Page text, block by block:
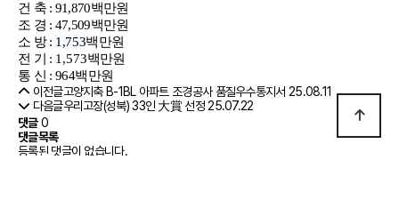
건 축 : 91,870백만원
조 경 : 47,509백만원
소 방 : 1,753백만원
전 기 : 1,573백만원
통 신 : 964백만원
이전글고양지축 B-1BL 아파트 조경공사 품질우수통지서 25.08.11
다음글우리고장(성북) 33인 大賞 선정 25.07.22
댓글0
댓글목록
등록된 댓글이 없습니다.